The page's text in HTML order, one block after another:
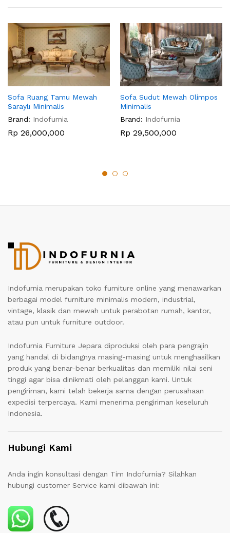
Sofa Ruang Tamu Mewah
Saraylı Minimalis
Brand: Indofurnia
Rp 26,000,000
Sofa Sudut Mewah Olimpos
Minimalis
Brand: Indofurnia
Rp 29,500,000
Indofurnia merupakan toko furniture online yang menawarkan
berbagai model furniture minimalis modern, industrial,
vintage, klasik dan mewah untuk perabotan rumah, kantor,
atau pun untuk furniture outdoor.
Indofurnia Furniture Jepara diproduksi oleh para pengrajin
yang handal di bidangnya masing-masing untuk menghasilkan
produk yang benar-benar berkualitas dan memiliki nilai seni
tinggi agar bisa dinikmati oleh pelanggan kami. Untuk
pengiriman, kami telah bekerja sama dengan perusahaan
expedisi terpercaya. Kami menerima pengiriman keseluruh
Indonesia.
Hubungi Kami
Anda ingin konsultasi dengan Tim Indofurnia? Silahkan
hubungi customer Service kami dibawah ini: